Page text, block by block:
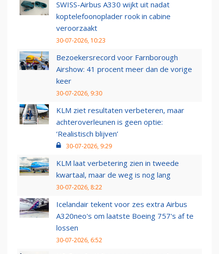
SWISS-Airbus A330 wijkt uit nadat
koptelefoonoplader rook in cabine
veroorzaakt
30-07-2026, 10:23
Bezoekersrecord voor Farnborough
Airshow: 41 procent meer dan de vorige
keer
30-07-2026, 9:30
KLM ziet resultaten verbeteren, maar
achteroverleunen is geen optie:
‘Realistisch blijven’
30-07-2026, 9:29
KLM laat verbetering zien in tweede
kwartaal, maar de weg is nog lang
30-07-2026, 8:22
Icelandair tekent voor zes extra Airbus
A320neo's om laatste Boeing 757's af te
lossen
30-07-2026, 6:52